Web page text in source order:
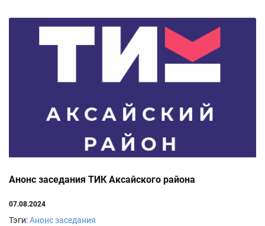
Анонс заседания ТИК Аксайского района
07.08.2024
Тэги:Анонс заседания